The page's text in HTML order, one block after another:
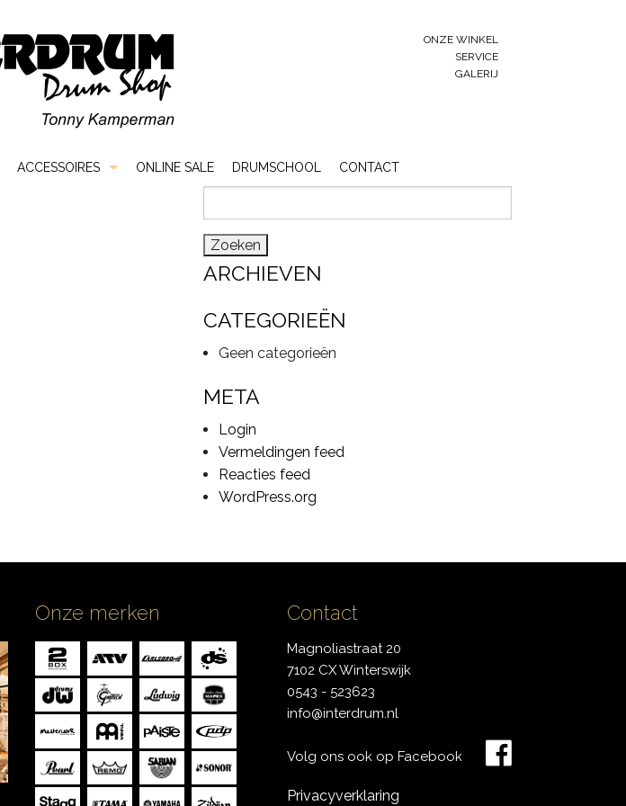
ONZE WINKEL
SERVICE
GALERIJ
ACCESSOIRES ONLINE SALE DRUMSCHOOL CONTACT
ARCHIEVEN
CATEGORIEËN
Geen categorieën
META
Login
Vermeldingen feed
Reacties feed
WordPress.org
Onze merken Contact
Magnoliastraat 20
7102 CX Winterswijk
0543 - 523623
info@interdrum.nl
Volg ons ook op Facebook
Privacyverklaring